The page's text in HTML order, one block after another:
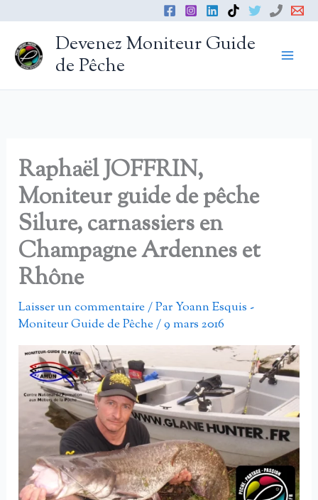
contenu
Devenez Moniteur Guide
de Pêche
Raphaël JOFFRIN,
Moniteur guide de pêche
Silure, carnassiers en
Champagne Ardennes et
Rhône
Laisser un commentaire/ ParYoann Esquis -
Moniteur Guide de Pêche/9 mars 2016